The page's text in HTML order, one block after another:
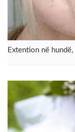
Extention në